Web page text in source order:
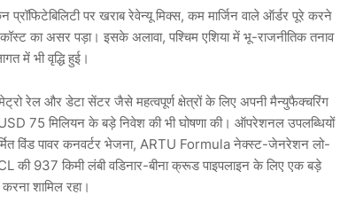
प्रॉफिटेबिलिटी पर खराब रेवेन्यू मिक्स, कम मार्जिन वाले ऑर्डर पूरे करने
कॉस्ट का असर पड़ा। इसके अलावा, पश्चिम एशिया में भू-राजनीतिक तनाव
में भी वृद्धि हुई।
रेल और डेटा सेंटर जैसे महत्वपूर्ण क्षेत्रों के लिए अपनी मैन्युफैक्चरिंग
75 मिलियन के बड़े निवेश की भी घोषणा की। ऑपरेशनल उपलब्धियों
विंड पावर कनवर्टर भेजना, ARTU Formula नेक्स्ट-जेनरेशन लो-
की937 किमी लंबी वडिनार-बीना क्रूड पाइपलाइन के लिए एक बड़े
करना शामिल रहा।